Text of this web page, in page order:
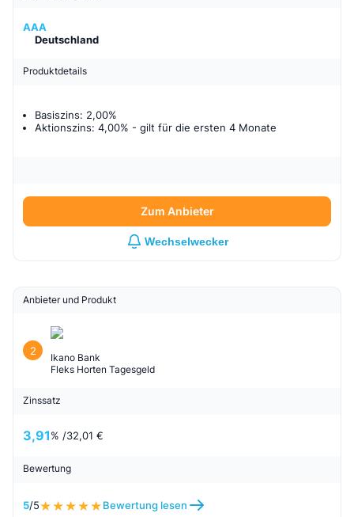
AAA
Deutschland
Produktdetails
Basiszins: 2,00%
Aktionszins: 4,00% - gilt für die ersten 4 Monate
Zum Anbieter
Wechselwecker
Anbieter und Produkt
2
Ikano Bank
Fleks Horten Tagesgeld
Zinssatz
3,91% /32,01 €
Bewertung
5/5 Bewertung lesen